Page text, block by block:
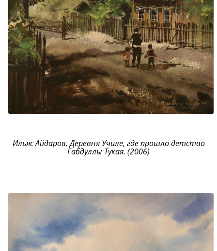
Ильяс Айдаров. Деревня Училе, где прошло детство
Габдуллы Тукая. (2006)